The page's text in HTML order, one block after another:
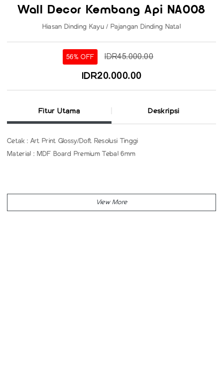
Wall Decor Kembang Api NA008
Hiasan Dinding Kayu / Pajangan Dinding Natal
56% OFF IDR45.000.00
IDR20.000.00
Fitur Utama Deskripsi
Cetak : Art Print Glossy/Doft Resolusi Tinggi
Material : MDF Board Premium Tebal 6mm